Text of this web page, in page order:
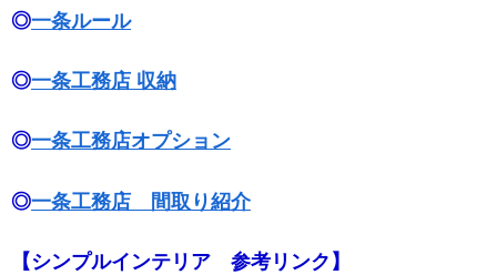
◎一条ルール
◎一条工務店 収納
◎一条工務店オプション
◎一条工務店 間取り紹介
【シンプルインテリア 参考リンク】